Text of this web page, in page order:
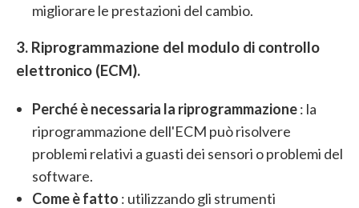
migliorare le prestazioni del cambio.
3. Riprogrammazione del modulo di controllo
elettronico (ECM).
Perché è necessaria la riprogrammazione: la
riprogrammazione dell'ECM può risolvere
problemi relativi a guasti dei sensori o problemi del
software.
Come è fatto : utilizzando gli strumenti